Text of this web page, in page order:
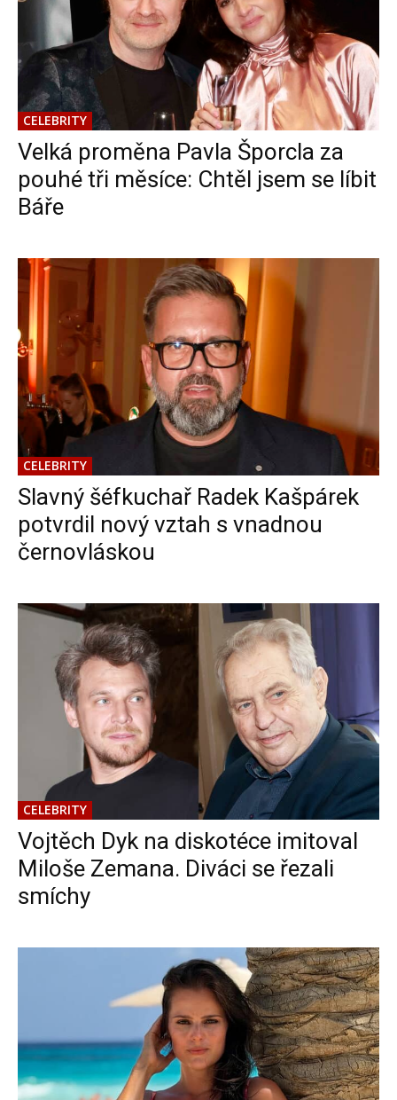
CELEBRITY
Velká proměna Pavla Šporcla za
pouhé tři měsíce: Chtěl jsem se líbit
Báře
CELEBRITY
Slavný šéfkuchař Radek Kašpárek
potvrdil nový vztah s vnadnou
černovláskou
CELEBRITY
Vojtěch Dyk na diskotéce imitoval
Miloše Zemana. Diváci se řezali
smíchy